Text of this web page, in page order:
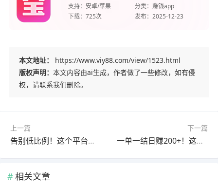
支持： 安卓/苹果 分类： 赚钱app
下载： 725次 发布： 2025-12-23
本文地址：
https://www.viy88.com/view/1523.html
版权声明： 本文内容由ai生成，作者做了一些修改，如有侵
权，请联系我们删除。
上一篇
告别低比例！这个平台返利超同行2倍，提现0门槛
下一篇
一单一结日赚200+！这些正规任务平台零门槛上手
相关文章